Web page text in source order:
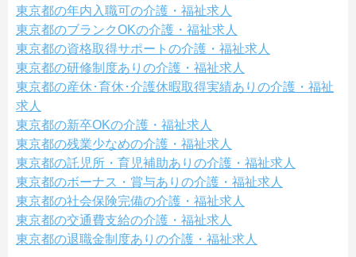
東京都の年内入職可の介護・福祉求人
東京都のブランクOKの介護・福祉求人
東京都の資格取得サポートの介護・福祉求人
東京都の研修制度ありの介護・福祉求人
東京都の産休･育休･介護休暇取得実績ありの介護・福祉
求人
東京都の新卒OKの介護・福祉求人
東京都の残業少なめの介護・福祉求人
東京都の託児所・育児補助ありの介護・福祉求人
東京都のボーナス・賞与ありの介護・福祉求人
東京都の社会保険完備の介護・福祉求人
東京都の交通費支給の介護・福祉求人
東京都の退職金制度ありの介護・福祉求人